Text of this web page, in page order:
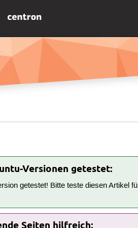
Versionen getestet:
getestet! Bitte teste diesen Artikel
Seiten hilfreich: